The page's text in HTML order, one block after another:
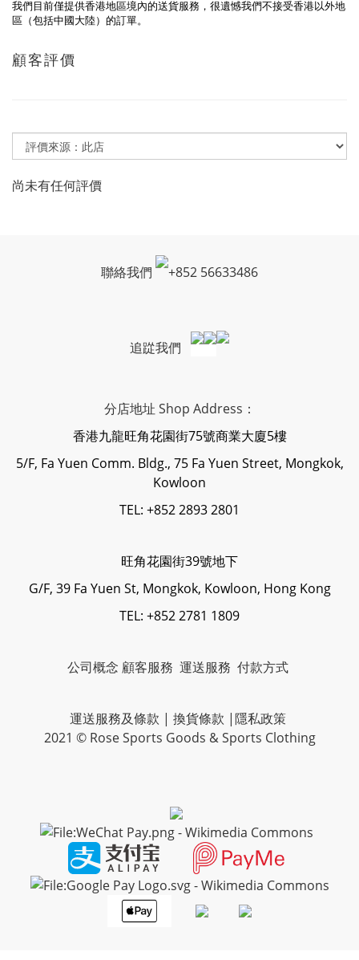
我們目前僅提供香港地區境內的送貨服務，很遺憾我們不接受香港以外地
區（包括中國大陸）的訂單。
顧客評價
尚未有任何評價
聯絡我們 +852 56633486
追踨我們
分店地址 Shop Address：
香港九龍旺角花園街75號商業大廈5樓
5/F, Fa Yuen Comm. Bldg., 75 Fa Yuen Street, Mongkok,
Kowloon
TEL: +852 2893 2801
旺角花園街39號地下
G/F, 39 Fa Yuen St, Mongkok, Kowloon, Hong Kong
TEL: +852 2781 1809
公司概念 顧客服務 運送服務 付款方式
運送服務及條款 | 換貨條款 |隱私政策
2021 © Rose Sports Goods & Sports Clothing